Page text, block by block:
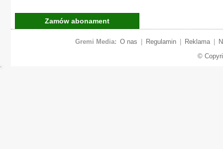
Zamów abonament
Gremi Media: O nas Regulamin Reklama
©